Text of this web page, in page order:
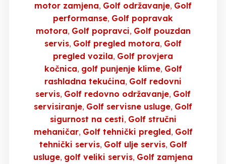
motor zamjena Golf održavanje Golf
performanse Golf popravak
motora Golf popravci Golf pouzdan
servis Golf pregled motora Golf
pregled vozila Golf provjera
kočnica golf punjenje klime Golf
rashladna tekućina Golf redovni
servis Golf redovno održavanje Golf
servisiranje Golf servisne usluge Golf
sigurnost na cesti Golf stručni
mehaničar Golf tehnički pregled Golf
tehnički servis Golf ulje servis Golf
usluge golf veliki servis Golf zamjena